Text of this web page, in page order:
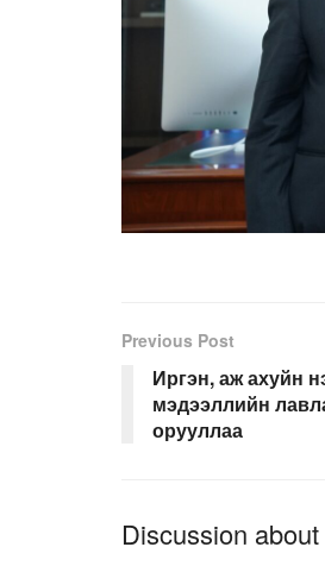
Previous Post
Иргэн, аж ахуйн
мэдээллийн
орууллаа
Discussion